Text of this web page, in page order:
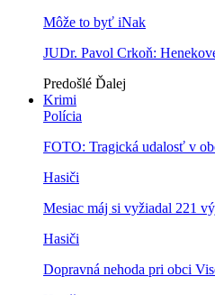
Môže to byť iNak
JUDr. Pavol Crkoň:
Predošlé Ďalej
Krimi
Polícia
FOTO: Tragická udalosť v
Hasiči
Mesiac máj si vyžiadal 221
Hasiči
Dopravná nehoda pri obci